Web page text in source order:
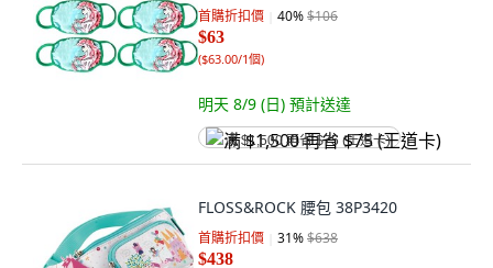
首購折扣價 40%$106
$63
($63.00/1個)
明天 8/9 (日) 預計送達
满 $1,500 再省 $75 (王道卡)
FLOSS&ROCK 腰包 38P3420
首購折扣價 31%$638
$438